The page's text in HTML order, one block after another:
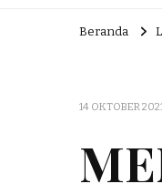
Beranda
14 OKTOBER 2021